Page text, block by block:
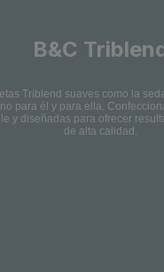
B&C
Triblend suaves como la
para él y para ella.
y diseñadas para ofrecer
de alta calidad.